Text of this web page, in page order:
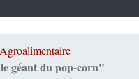
Agroalimentaire
géant du pop-corn"